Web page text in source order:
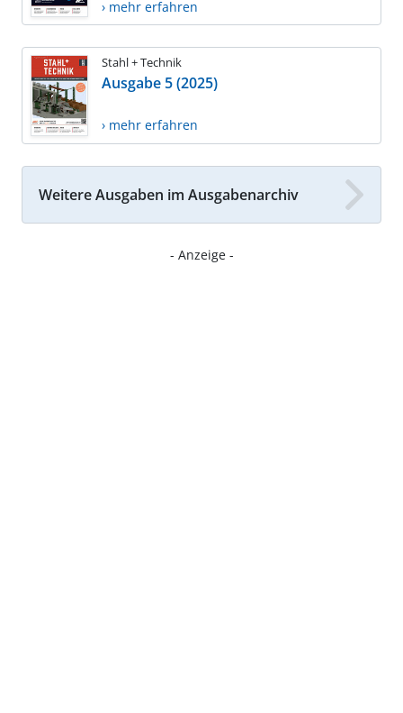
› mehr erfahren
Stahl + Technik
Ausgabe 5 (2025)
› mehr erfahren
Weitere Ausgaben im Ausgabenarchiv
- Anzeige -